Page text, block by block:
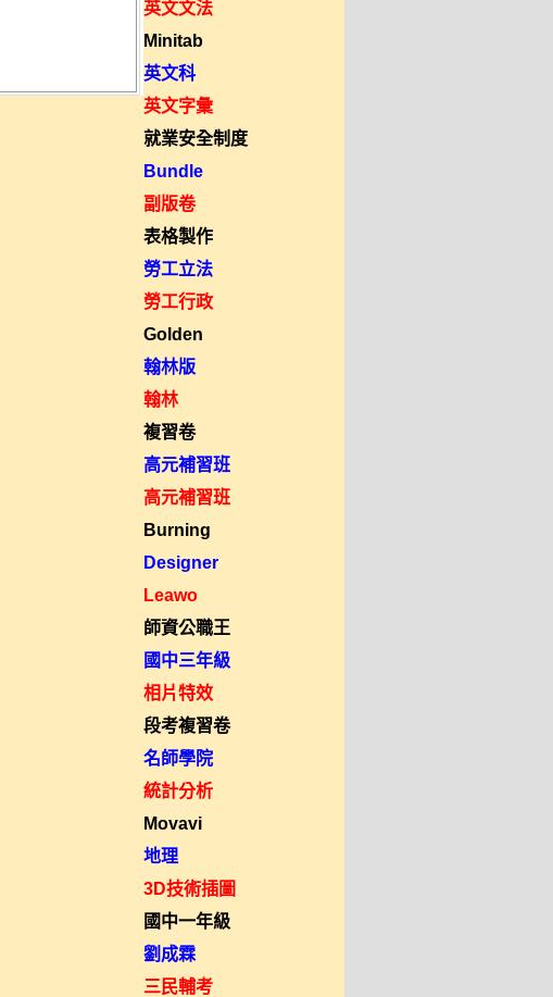
英文文法
Minitab
英文科
英文字彙
就業安全制度
Bundle
副版卷
表格製作
勞工立法
勞工行政
Golden
翰林版
翰林
複習卷
高元補習班
高元補習班
Burning
Designer
Leawo
師資公職王
國中三年級
相片特效
段考複習卷
名師學院
統計分析
Movavi
地理
3D技術插圖
國中一年級
劉成霖
三民輔考